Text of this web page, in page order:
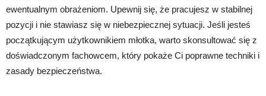
ewentualnym obrażeniom. Upewnij się, że pracujesz w stabilnej
pozycji i nie stawiasz się w niebezpiecznej sytuacji. Jeśli jesteś
początkującym użytkownikiem młotka, warto skonsultować się z
doświadczonym fachowcem, który pokaże Ci poprawne techniki i
zasady bezpieczeństwa.